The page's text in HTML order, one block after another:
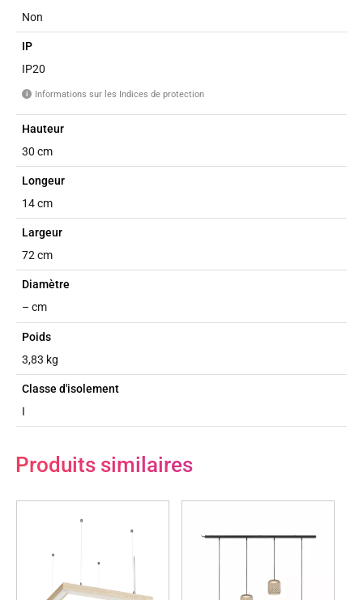
Non
IP
IP20
i Informations sur les Indices de protection
Hauteur
30 cm
Longeur
14 cm
Largeur
72 cm
Diamètre
– cm
Poids
3,83 kg
Classe d'isolement
I
Produits similaires